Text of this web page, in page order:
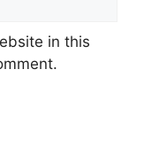
in this